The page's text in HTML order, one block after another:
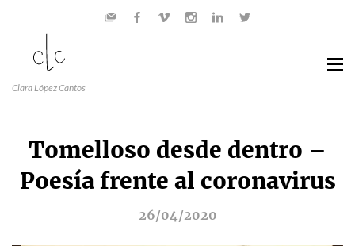
Clara López Cantos
Tomelloso desde dentro –
Poesía frente al coronavirus
26/04/2020